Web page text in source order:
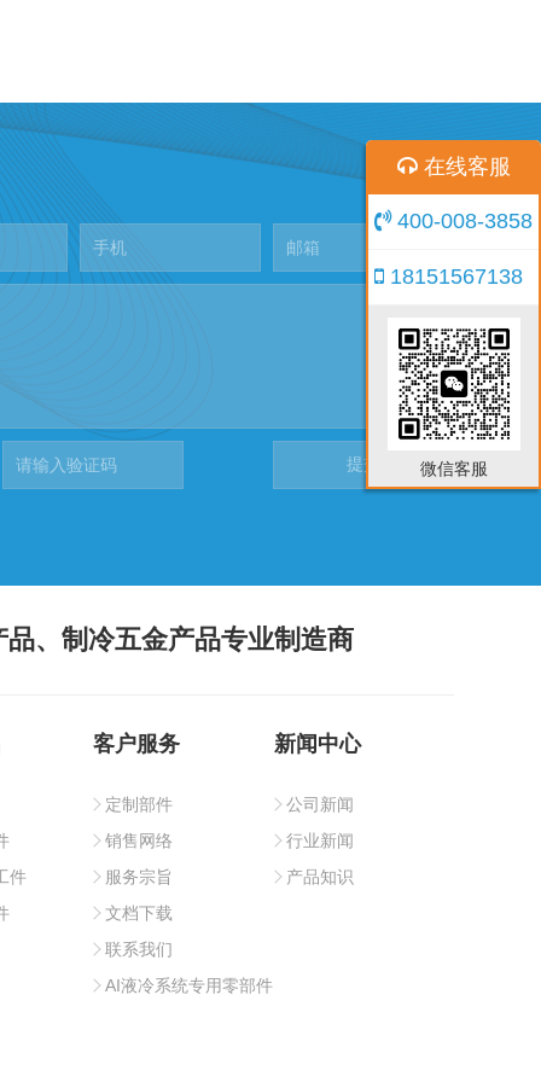
、制冷五金产品专业制造商
件
客户服务
定制部件
销售网络
服务宗旨
文档下载
联系我们
AI液冷系统专用零部件
新闻中心
公司新闻
行业新闻
产品知识
在线客服
400-008-3858
18151567138
微信客服